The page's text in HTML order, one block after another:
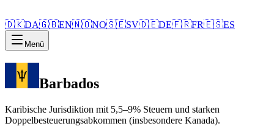
🇩🇰DA🇬🇧EN🇳🇴NO🇸🇪SV🇩🇪DE🇫🇷FR🇪🇸ES
Menü
Barbados
Karibische Jurisdiktion mit 5,5–9% Steuern und starken
Doppelbesteuerungsabkommen (insbesondere Kanada).